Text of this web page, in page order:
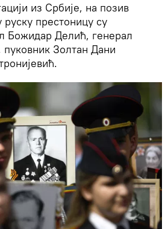
из Србије, на позив
престоницу су
Божидар Делић, генерал
Золтан Дани